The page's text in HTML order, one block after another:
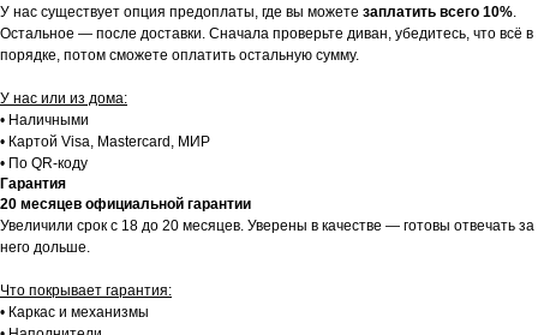
У нас существует опция предоплаты, где вы можете заплатить всего 10%
Остальное — после доставки. Сначала проверьте диван, убедитесь, что всё в
порядке, потом сможете оплатить остальную сумму.
У нас или из дома:
• Наличными
• Картой Visa, Mastercard, МИР
• По QR-коду
Гарантия
20 месяцев официальной гарантии
Увеличили срок с 18 до 20 месяцев. Уверены в качестве — готовы отвечать за
него дольше.
Что покрывает гарантия:
• Каркас и механизмы